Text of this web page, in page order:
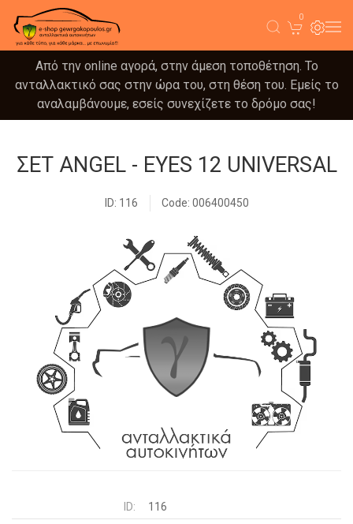
0
Από την online αγορά, στην άμεση τοποθέτηση. Το
ανταλλακτικό σας στην ώρα του, στη θέση του. Εμείς το
αναλαμβάνουμε, εσείς συνεχίζετε το δρόμο σας!
ΣΕΤ ANGEL - EYES 12 UNIVERSAL
ID: 116 Code: 006400450
ID:
116